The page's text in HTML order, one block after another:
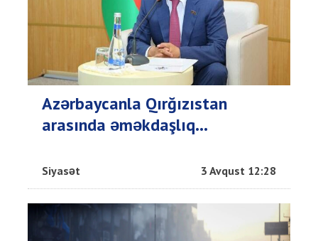
Azərbaycanla Qırğızıstan
arasında əməkdaşlıq...
Siyasət 3 Avqust 12:28